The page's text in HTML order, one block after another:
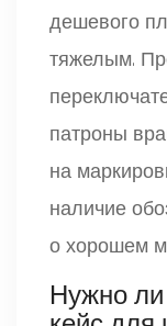
дешевого
тяжелым.
патроны
на
наличие
о хорошем
Нужно